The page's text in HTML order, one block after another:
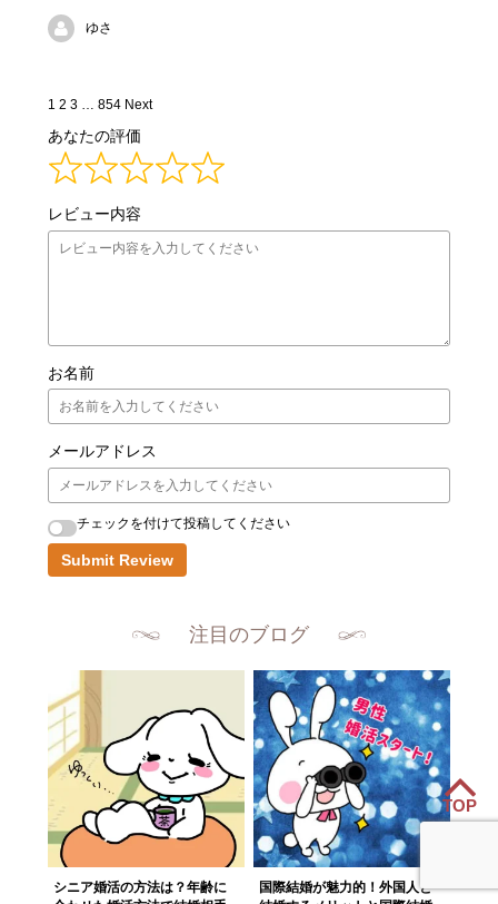
ゆさ
Site
Reviews
navigation
Page
1 Page
2 Page
3 Page
854 Next
あなたの評価
レビュー内容
お名前
メールアドレス
チェックを付けて投稿してください
Submit Review
注目のブログ
シニア婚活の方法は？年齢に
国際結婚が魅力的！外国人と
TOP